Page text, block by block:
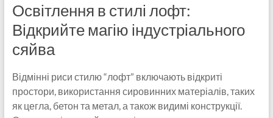
Освітлення в стилі лофт:
Відкрийте магію індустріального
сяйва
Відмінні риси стилю “лофт” включають відкриті
простори, використання сировинних матеріалів, таких
як цегла, бетон та метал, а також видимі конструкції.